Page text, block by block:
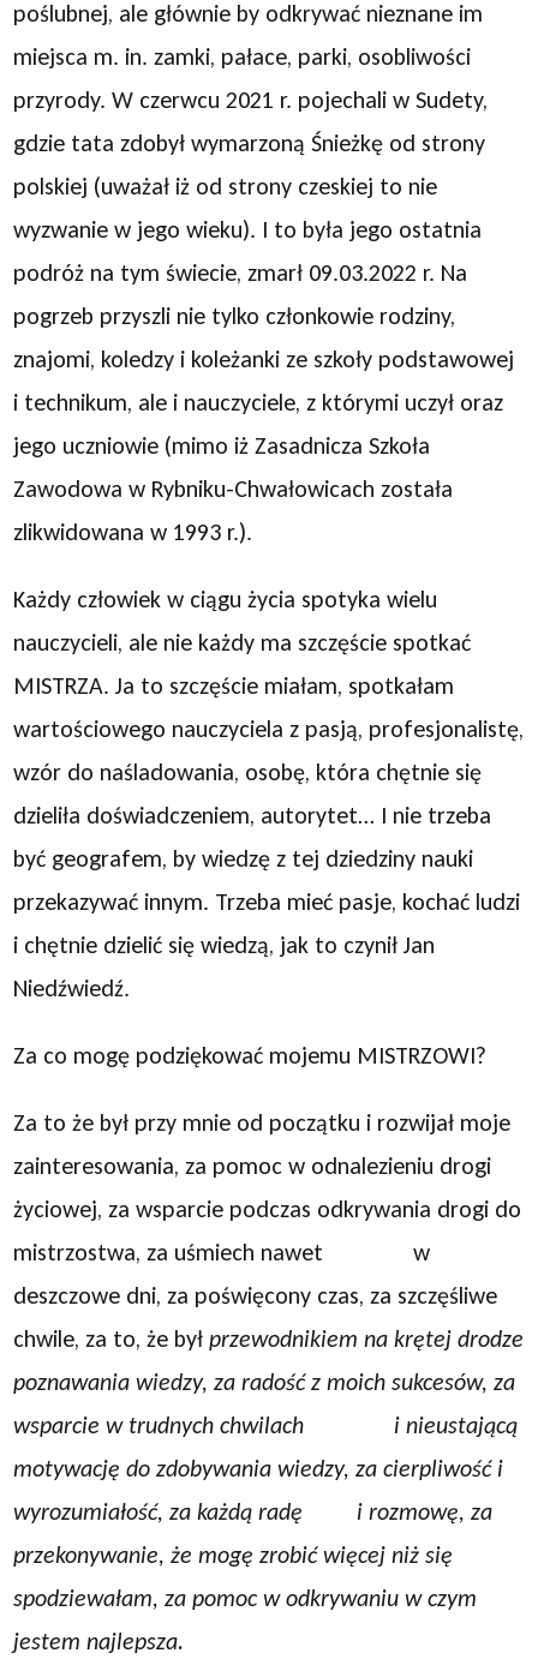
poślubnej, ale głównie by odkrywać nieznane im
miejsca m. in. zamki, pałace, parki, osobliwości
przyrody. W czerwcu 2021 r. pojechali w Sudety,
gdzie tata zdobył wymarzoną Śnieżkę od strony
polskiej (uważał iż od strony czeskiej to nie
wyzwanie w jego wieku). I to była jego ostatnia
podróż na tym świecie, zmarł 09.03.2022 r. Na
pogrzeb przyszli nie tylko członkowie rodziny,
znajomi, koledzy i koleżanki ze szkoły podstawowej
i technikum, ale i nauczyciele, z którymi uczył oraz
jego uczniowie (mimo iż Zasadnicza Szkoła
Zawodowa w Rybniku-Chwałowicach została
zlikwidowana w 1993 r.).
Każdy człowiek w ciągu życia spotyka wielu
nauczycieli, ale nie każdy ma szczęście spotkać
MISTRZA. Ja to szczęście miałam, spotkałam
wartościowego nauczyciela z pasją, profesjonalistę,
wzór do naśladowania, osobę, która chętnie się
dzieliła doświadczeniem, autorytet… I nie trzeba
być geografem, by wiedzę z tej dziedziny nauki
przekazywać innym. Trzeba mieć pasje, kochać ludzi
i chętnie dzielić się wiedzą, jak to czynił Jan
Niedźwiedź.
Za co mogę podziękować mojemu MISTRZOWI?
Za to że był przy mnie od początku i rozwijał moje
zainteresowania, za pomoc w odnalezieniu drogi
życiowej, za wsparcie podczas odkrywania drogi do
mistrzostwa, za uśmiech nawet w
deszczowe dni, za poświęcony czas, za szczęśliwe
chwile, za to, że byłprzewodnikiem na krętej drodze
poznawania wiedzy, za radość z moich sukcesów, za
wsparcie w trudnych chwilach i nieustającą
motywację do zdobywania wiedzy, za cierpliwość i
wyrozumiałość, za każdą radę i rozmowę, za
przekonywanie, że mogę zrobić więcej niż się
spodziewałam, za pomoc w odkrywaniu w czym
jestem najlepsza.